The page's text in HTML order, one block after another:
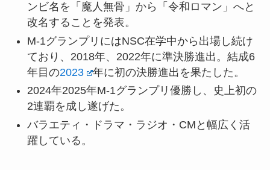
ンビ名を「魔人無骨」から「令和ロマン」へと
改名することを発表。
M-1グランプリにはNSC在学中から出場し続け
ており、2018年、2022年に準決勝進出。結成6
年目の2023
年に初の決勝進出を果たした。
2024年2025年M-1グランプリ優勝し、史上初の
2連覇を成し遂げた。
バラエティ・ドラマ・ラジオ・CMと幅広く活
躍している。